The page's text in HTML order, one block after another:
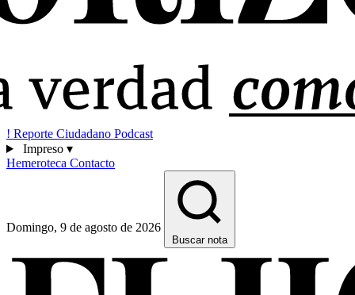
! Reporte Ciudadano Podcast
Impreso ▾
Hemeroteca Contacto
Domingo, 9 de agosto de 2026
Buscar nota